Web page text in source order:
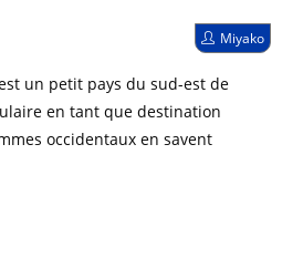
Post
author:
Miyako
un petit pays du sud-est de
en tant que destination
occidentaux en savent